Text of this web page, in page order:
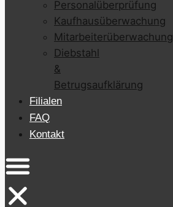
Personalüberprüfung
Kaufhausüberwachung
Mitarbeiterüberwachung
Diebstahl
&
Betrugsaufklärung
Filialen
FAQ
Kontakt